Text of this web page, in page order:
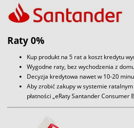
Raty 0%
Kup produkt na 5 rat a koszt kredytu
Wygodne raty, bez wychodzenia z
Decyzja kredytowa nawet w 10-20
Aby zrobić zakupy w systemie
płatności „eRaty Santander Consumer